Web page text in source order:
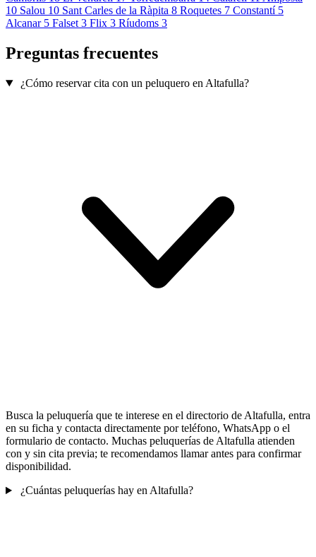
10 Salou 10 Sant Carles de la Ràpita 8 Roquetes 7 Constantí 5
Alcanar 5 Falset 3 Flix 3 Ríudoms 3
Preguntas frecuentes
¿Cómo reservar cita con un peluquero en Altafulla?
Busca la peluquería que te interese en el directorio de Altafulla, entra
en su ficha y contacta directamente por teléfono, WhatsApp o el
formulario de contacto. Muchas peluquerías de Altafulla atienden
con y sin cita previa; te recomendamos llamar antes para confirmar
disponibilidad.
¿Cuántas peluquerías hay en Altafulla?